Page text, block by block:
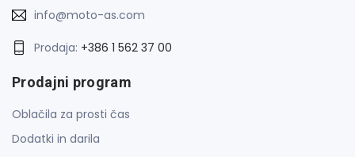
info@moto-as.com
Prodaja: +386 1 562 37 00
Prodajni program
Oblačila za prosti čas
Dodatki in darila